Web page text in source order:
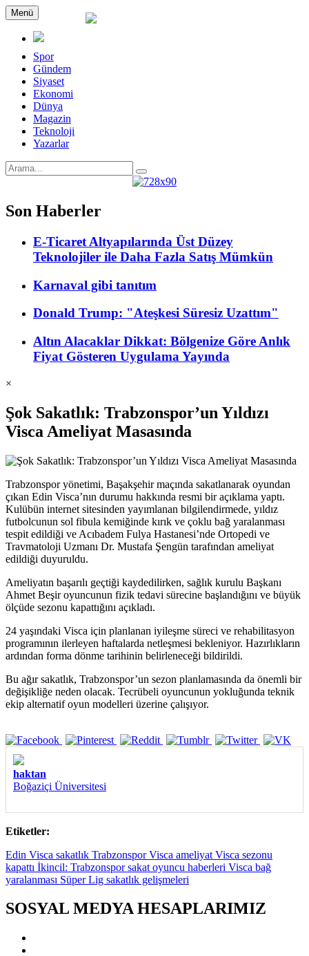
Menü
Spor
Gündem
Siyaset
Ekonomi
Dünya
Magazin
Teknoloji
Yazarlar
Son Haberler
E-Ticaret Altyapılarında Üst Düzey
Teknolojiler ile Daha Fazla Satış Mümkün
Karnaval gibi tanıtım
Donald Trump: "Ateşkesi Süresiz Uzattım"
Altın Alacaklar Dikkat: Bölgenize Göre Anlık
Fiyat Gösteren Uygulama Yayında
×
Şok Sakatlık: Trabzonspor’un Yıldızı
Visca Ameliyat Masasında
Trabzonspor yönetimi, Başakşehir maçında sakatlanarak oyundan
çıkan Edin Visca’nın durumu hakkında resmi bir açıklama yaptı.
Kulübün internet sitesinden yayımlanan bilgilendirmede, yıldız
futbolcunun sol fibula kemiğinde kırık ve çoklu bağ yaralanması
tespit edildiği ve Acıbadem Fulya Hastanesi’nde Ortopedi ve
Travmatoloji Uzmanı Dr. Mustafa Şengün tarafından ameliyat
edildiği duyuruldu.
Ameliyatın başarılı geçtiği kaydedilirken, sağlık kurulu Başkanı
Ahmet Beşir oyuncunun fizik tedavi sürecine başlandığını ve büyük
ölçüde sezonu kapattığını açıkladı.
24 yaşındaki Visca için planlanan iyileşme süreci ve rehabilitasyon
programının ilerleyen haftalarda netleşmesi bekleniyor. Hazırlıkların
ardından forma dönme tarihinin belirleneceği bildirildi.
Bu ağır sakatlık, Trabzonspor’un sezon planlamasında da önemli bir
değişikliğe neden olacak. Tecrübeli oyuncunun yokluğunda teknik
ekip alternatif oyun modelleri üzerine çalışıyor.
haktan
Boğaziçi Üniversitesi
Etiketler:
Edin Visca sakatlık Trabzonspor Visca ameliyat Visca sezonu
kapattı İkincil: Trabzonspor sakat oyuncu haberleri Visca bağ
yaralanması Süper Lig sakatlık gelişmeleri
SOSYAL MEDYA HESAPLARIMIZ